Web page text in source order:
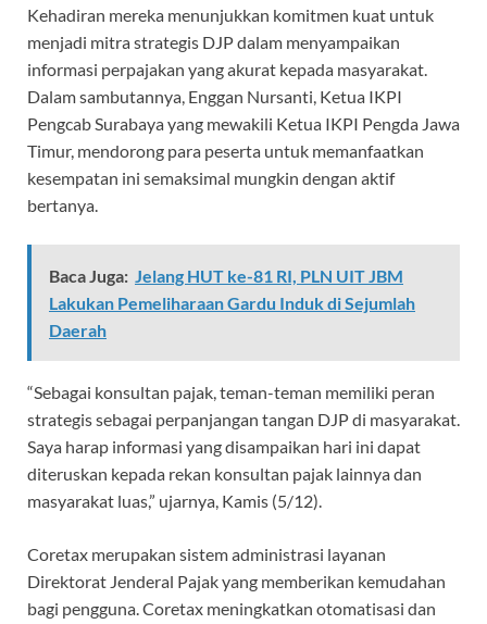
Kehadiran mereka menunjukkan komitmen kuat untuk
menjadi mitra strategis DJP dalam menyampaikan
informasi perpajakan yang akurat kepada masyarakat.
Dalam sambutannya, Enggan Nursanti, Ketua IKPI
Pengcab Surabaya yang mewakili Ketua IKPI Pengda Jawa
Timur, mendorong para peserta untuk memanfaatkan
kesempatan ini semaksimal mungkin dengan aktif
bertanya.
Baca Juga: Jelang HUT ke-81 RI, PLN UIT JBM
Lakukan Pemeliharaan Gardu Induk di Sejumlah
Daerah
“Sebagai konsultan pajak, teman-teman memiliki peran
strategis sebagai perpanjangan tangan DJP di masyarakat.
Saya harap informasi yang disampaikan hari ini dapat
diteruskan kepada rekan konsultan pajak lainnya dan
masyarakat luas,” ujarnya, Kamis (5/12).
Coretax merupakan sistem administrasi layanan
Direktorat Jenderal Pajak yang memberikan kemudahan
bagi pengguna. Coretax meningkatkan otomatisasi dan